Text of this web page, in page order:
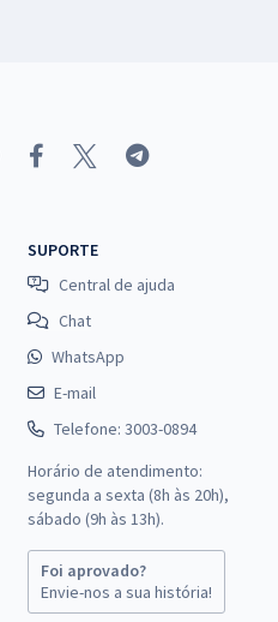
SUPORTE
Central de ajuda
Chat
WhatsApp
E-mail
Telefone: 3003-0894
Horário de atendimento:
segunda a sexta (8h às 20h),
sábado (9h às 13h).
Foi aprovado?
Envie-nos a sua história!